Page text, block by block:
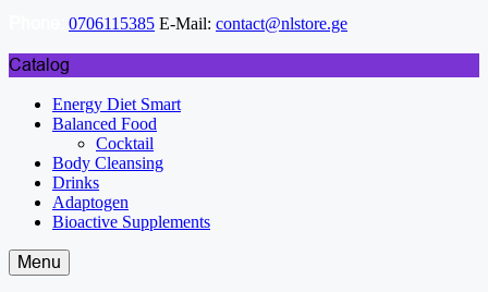
0706115385 E-Mail: contact@nlstore.ge
Catalog
Energy Diet Smart
Balanced Food
Cocktail
Body Cleansing
Drinks
Adaptogen
Bioactive Supplements
Menu